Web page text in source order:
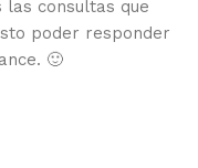
las consultas que
poder responder
🙂